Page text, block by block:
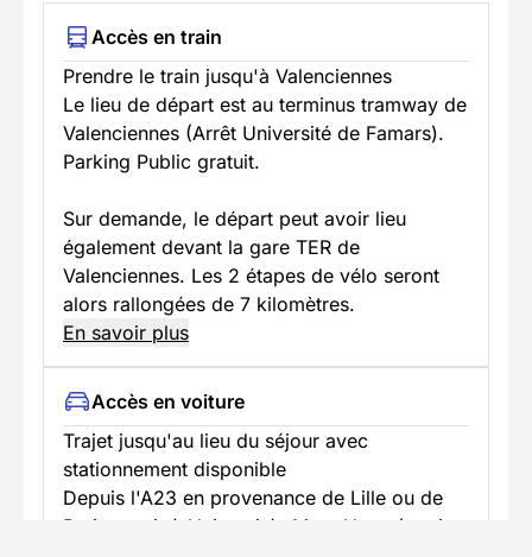
Accès en train
Prendre le train jusqu'à Valenciennes
Le lieu de départ est au terminus tramway de
Valenciennes (Arrêt Université de Famars).
Parking Public gratuit.
Sur demande, le départ peut avoir lieu
également devant la gare TER de
Valenciennes. Les 2 étapes de vélo seront
alors rallongées de 7 kilomètres.
En savoir plus
Accès en voiture
Trajet jusqu'au lieu du séjour avec
stationnement disponible
Depuis l'A23 en provenance de Lille ou de
Paris, sortir à Universités Mont Houy (sortie